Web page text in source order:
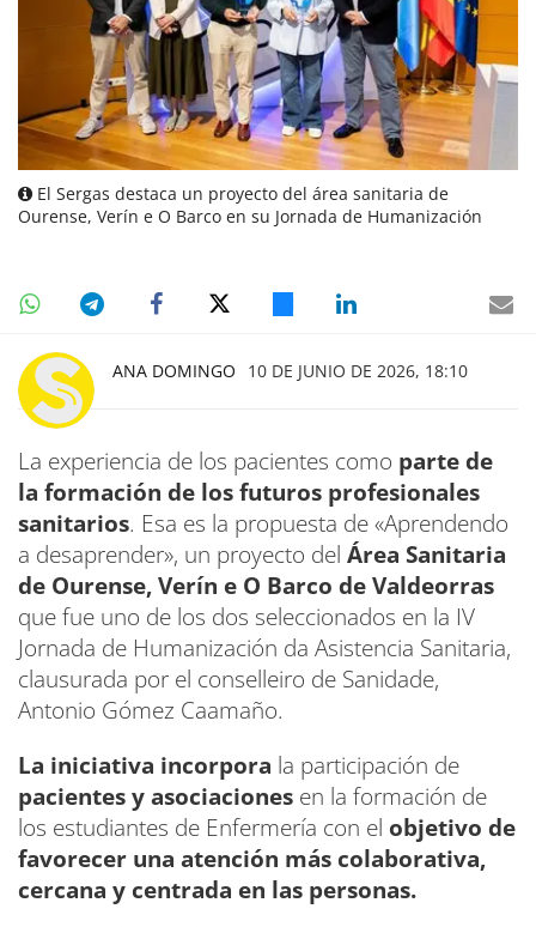
El Sergas destaca un proyecto del área sanitaria de
Ourense, Verín e O Barco en su Jornada de Humanización
ANA DOMINGO 10 DE JUNIO DE 2026, 18:10
La experiencia de los pacientes como parte de
la formación de los futuros profesionales
sanitarios. Esa es la propuesta de «Aprendendo
a desaprender», un proyecto del Área Sanitaria
de Ourense, Verín e O Barco de Valdeorras
que fue uno de los dos seleccionados en la IV
Jornada de Humanización da Asistencia Sanitaria,
clausurada por el conselleiro de Sanidade,
Antonio Gómez Caamaño.
La iniciativa incorpora la participación de
pacientes y asociaciones en la formación de
los estudiantes de Enfermería con el objetivo de
favorecer una atención más colaborativa,
cercana y centrada en las personas.